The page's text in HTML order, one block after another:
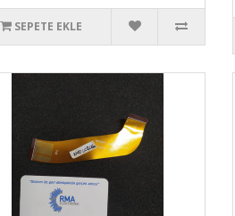
SEPETE EKLE